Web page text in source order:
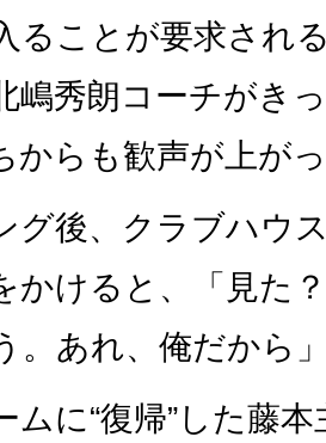
ることが要求され
嶋秀朗コーチがき
からも歓声が上が
後、クラブハウ
かけると、「見た
。あれ、俺だから
に“復帰”した藤